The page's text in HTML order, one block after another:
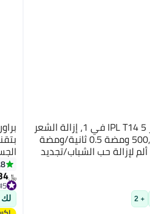
ملاي جهاز إزالة الشعر IPL T14 5 في 1، إزالة الشعر
بالليزر بتبريد 3℃، 500,000 ومضة 0.5 ثانية/ومضة
لإزالة حب الشباب/تجديد
وجه ذراع إبط ظهر
+ 2
﷼‏ #5 في أجهزة إزالة
تم
#5 في أجهزة إزالة
لك